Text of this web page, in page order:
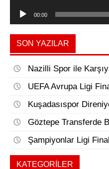
00:00
SON YAZILAR
Nazilli Spor ile
UEFA Avrupa Ligi
Kuşadasıspor
Göztepe Transferde
Şampiyonlar Ligi
KATEGORILER